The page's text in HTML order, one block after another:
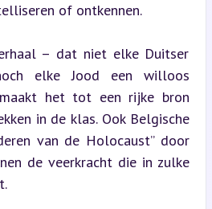
of ontkennen.
– dat niet elke Duitser
elke Jood een willoos
het tot een rijke bron
in de klas. Ook Belgische
van de Holocaust” door
de veerkracht die in zulke